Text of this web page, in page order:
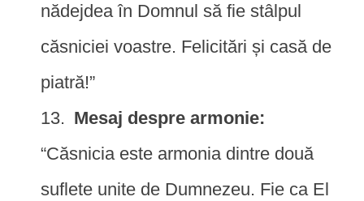
nădejdea în Domnul să fie stâlpul
căsniciei voastre. Felicitări și casă de
piatră!”
Mesaj despre armonie:
“Căsnicia este armonia dintre două
suflete unite de Dumnezeu. Fie ca El